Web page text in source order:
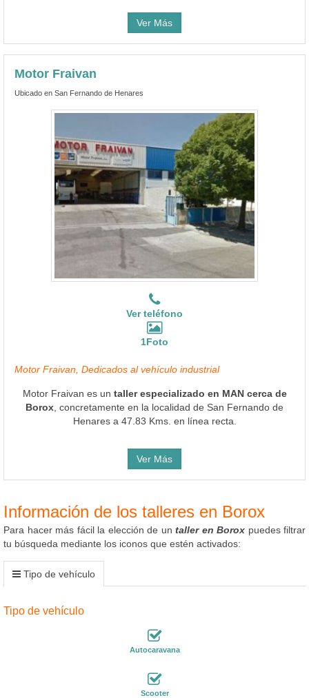
Ver Más
Motor Fraivan
Ubicado en San Fernando de Henares
Ver teléfono
1Foto
Motor Fraivan, Dedicados al vehículo industrial
Motor Fraivan es un taller especializado en MAN cerca de
Borox , concretamente en la localidad de San Fernando de
Henares a 47.83 Kms. en línea recta.
Ver Más
Información de los talleres en Borox
Para hacer más fácil la elección de un taller en Borox puedes filtrar
tu búsqueda mediante los iconos que estén activados:
Tipo de vehículo
Tipo de vehículo
Autocaravana
Scooter